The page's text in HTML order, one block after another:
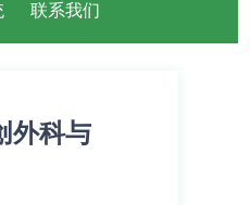
联系我们
外科与